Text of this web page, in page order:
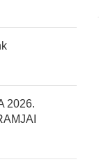
2026.